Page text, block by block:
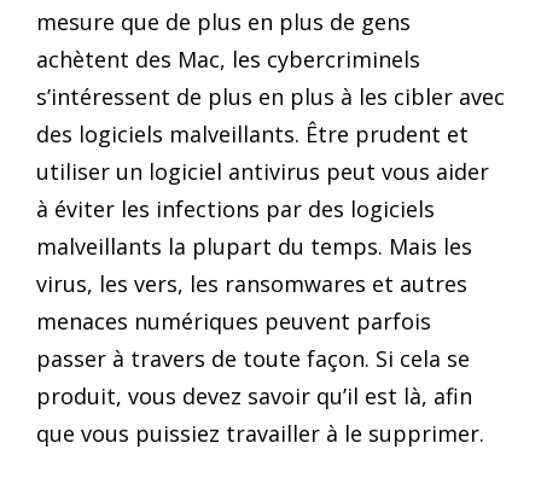
mesure que de plus en plus de gens
achètent des Mac, les cybercriminels
s’intéressent de plus en plus à les cibler avec
des logiciels malveillants. Être prudent et
utiliser un logiciel antivirus peut vous aider
à éviter les infections par des logiciels
malveillants la plupart du temps. Mais les
virus, les vers, les ransomwares et autres
menaces numériques peuvent parfois
passer à travers de toute façon. Si cela se
produit, vous devez savoir qu’il est là, afin
que vous puissiez travailler à le supprimer.